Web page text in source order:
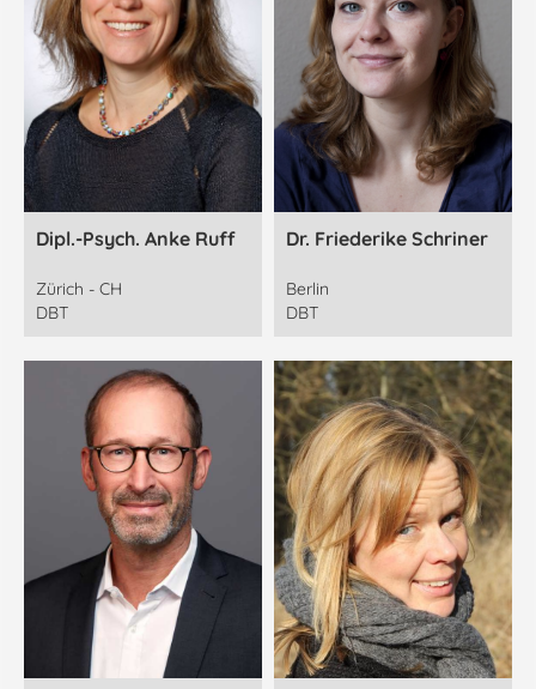
Dipl.-Psych. Anke Ruff
Zürich - CH
DBT
Dr. Friederike Schriner
Berlin
DBT